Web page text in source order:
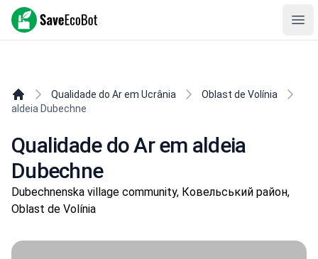
SaveEcoBot
Qualidade do Ar em Ucrânia
Oblast de Volínia
aldeia Dubechne
Qualidade do Ar em aldeia
Dubechne
Dubechnenska village community, Ковельський район,
Oblast de Volínia